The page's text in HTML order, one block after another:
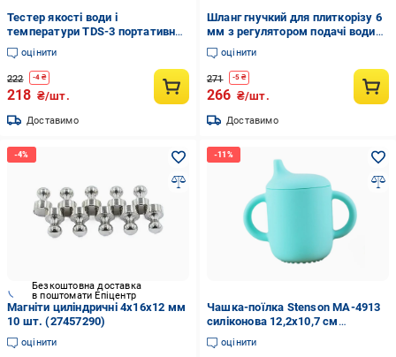
Тестер якості води і
температури TDS-3 портативний
аналізатор
оцінити
222 -4 ₴
218 ₴/шт.
Доставимо
Шланг гнучкий для плиткорізу 6
мм з регулятором подачі води
(27457395)
оцінити
271 -5₴
266 ₴/шт.
Доставимо
Безкоштовна доставка
в поштомати Епіцентр
Магніти циліндричні 4x16x12 мм
10 шт. (27457290)
оцінити
Чашка-поїлка Stenson MA-4913
силіконова 12,2x10,7 см
Бірюзовий (31775793)
оцінити